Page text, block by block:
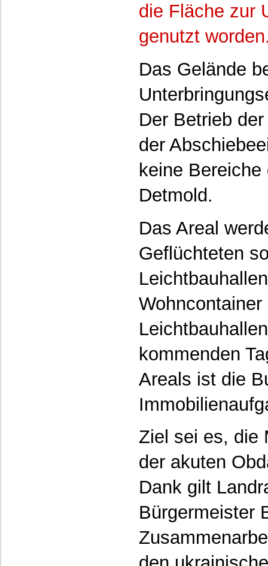
die Fläche zur
genutzt
Das Gelände
Der Betrieb
der
keine
Detmold.
Das Areal
Geflüchteten
kommenden
Areals ist die
Ziel sei es, die
der akuten
Dank gilt
Bürgermeister